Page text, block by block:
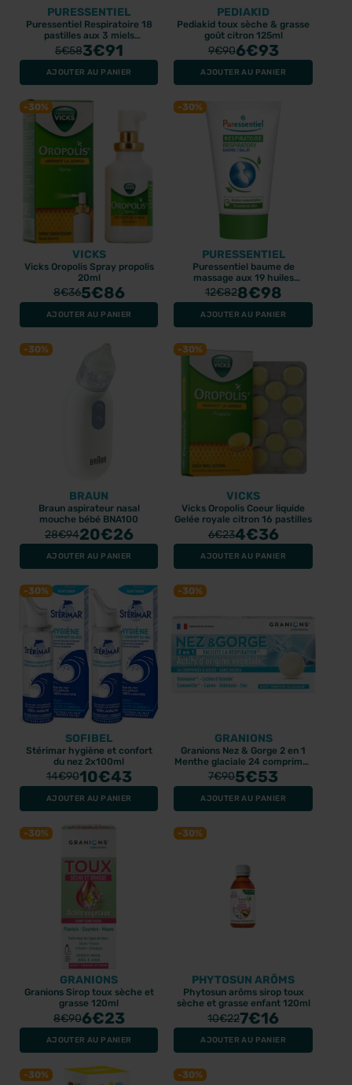
PURESSENTIEL
Puressentiel Respiratoire 18
pastilles aux 3 miels
aromatiques
5€583€91
AJOUTER AU PANIER
PEDIAKID
Pediakid toux sèche & grasse
goût citron 125ml
9€906€93
AJOUTER AU PANIER
-30%
VICKS
Vicks Oropolis Spray propolis
20ml
8€365€86
AJOUTER AU PANIER
-30%
PURESSENTIEL
Puressentiel baume de
massage aux 19 huiles
essentielles 50ml
12€828€98
AJOUTER AU PANIER
-30%
BRAUN
Braun aspirateur nasal
mouche bébé BNA100
28€9420€26
AJOUTER AU PANIER
-30%
VICKS
Vicks Oropolis Coeur liquide
Gelée royale citron 16 pastilles
6€234€36
AJOUTER AU PANIER
-30%
SOFIBEL
Stérimar hygiène et confort
du nez 2x100ml
14€9010€43
AJOUTER AU PANIER
-30%
GRANIONS
Granions Nez & Gorge 2 en 1
Menthe glaciale 24 comprimés
à sucer
7€905€53
AJOUTER AU PANIER
-30%
GRANIONS
Granions Sirop toux sèche et
grasse 120ml
8€906€23
AJOUTER AU PANIER
-30%
PHYTOSUN ARÔMS
Phytosun arôms sirop toux
sèche et grasse enfant 120ml
10€227€16
AJOUTER AU PANIER
-30% -30%